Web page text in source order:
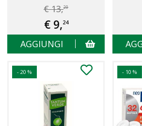
€ 13,20
€ 9,24
AGGIUNGI
- 20 % - 10 %